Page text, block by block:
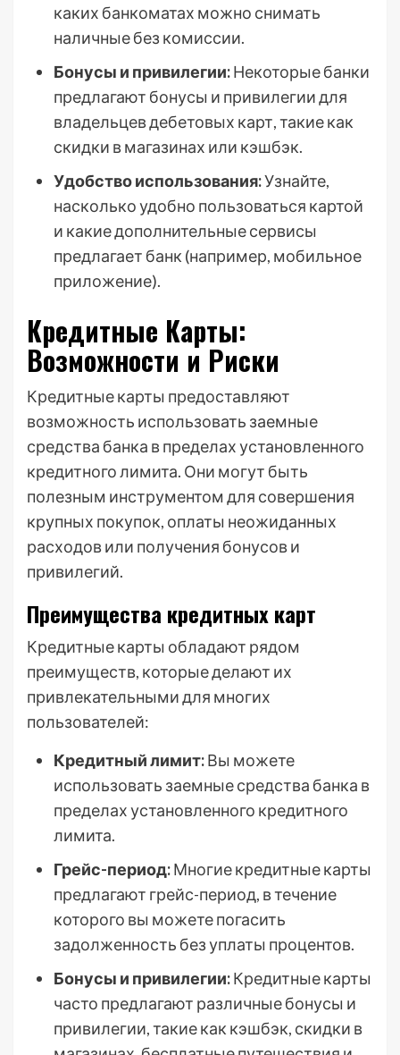
каких банкоматах можно снимать
наличные без комиссии.
Бонусы и привилегии:Некоторые банки
предлагают бонусы и привилегии для
владельцев дебетовых карт, такие как
скидки в магазинах или кэшбэк.
Удобство использования:Узнайте,
насколько удобно пользоваться картой
и какие дополнительные сервисы
предлагает банк (например, мобильное
приложение).
Кредитные Карты:
Возможности и Риски
Кредитные карты предоставляют
возможность использовать заемные
средства банка в пределах установленного
кредитного лимита. Они могут быть
полезным инструментом для совершения
крупных покупок, оплаты неожиданных
расходов или получения бонусов и
привилегий.
Преимущества кредитных карт
Кредитные карты обладают рядом
преимуществ, которые делают их
привлекательными для многих
пользователей:
Кредитный лимит:Вы можете
использовать заемные средства банка в
пределах установленного кредитного
лимита.
Грейс-период:Многие кредитные карты
предлагают грейс-период, в течение
которого вы можете погасить
задолженность без уплаты процентов.
Бонусы и привилегии:Кредитные карты
часто предлагают различные бонусы и
привилегии, такие как кэшбэк, скидки в